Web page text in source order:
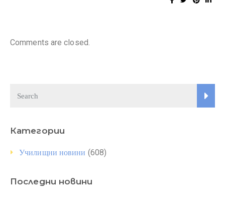
Comments are closed.
Категории
Училищни новини (608)
Последни новини